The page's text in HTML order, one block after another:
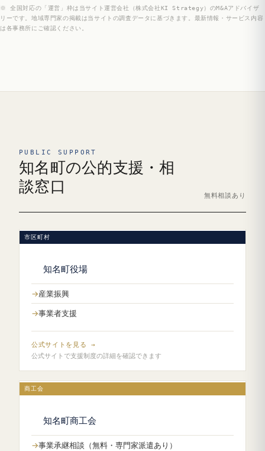
※ 全国対応の「運営」枠は当サイト運営会社（株式会社KI Strategy）のM&Aアドバイザ
リーです。地域専門家の掲載は当サイトの調査データに基づきます。最新情報・サービス内容
は各事務所にご確認ください。
PUBLIC SUPPORT
知名町の公的支援・相
談窓口
無料相談あり
市区町村
知名町役場
産業振興
事業者支援
公式サイトを見る →
公式サイトで支援制度の詳細を確認できます
商工会
知名町商工会
事業承継相談（無料・専門家派遣あり）